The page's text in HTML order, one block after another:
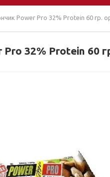
Power Pro 32% Protein 60 гр.
32% Protein 60